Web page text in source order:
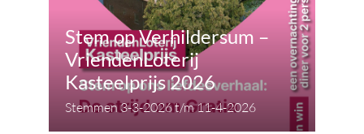
Stem op Verhildersum –
VriendenLoterij
Kasteelprijs 2026
Stemmen 3-3-2026 t/m 11-4-2026